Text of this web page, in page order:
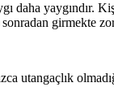
daha yaygındır.
girmekte
utangaçlık